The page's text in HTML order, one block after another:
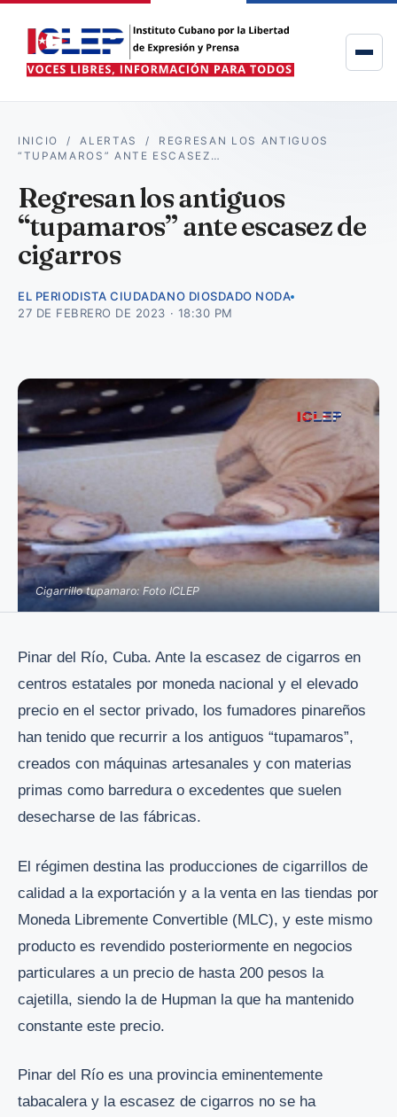
INICIO /ALERTAS / REGRESAN LOS ANTIGUOS
“TUPAMAROS” ANTE ESCASEZ…
Regresan los antiguos
“tupamaros” ante escasez de
cigarros
EL PERIODISTA CIUDADANO DIOSDADO NODA
27 DE FEBRERO DE 2023 · 18:30 PM
Cigarrillo tupamaro: Foto ICLEP
Pinar del Río, Cuba. Ante la escasez de cigarros en
centros estatales por moneda nacional y el elevado
precio en el sector privado, los fumadores pinareños
han tenido que recurrir a los antiguos “tupamaros”,
creados con máquinas artesanales y con materias
primas como barredura o excedentes que suelen
desecharse de las fábricas.
El régimen destina las producciones de cigarrillos de
calidad a la exportación y a la venta en las tiendas por
Moneda Libremente Convertible (MLC), y este mismo
producto es revendido posteriormente en negocios
particulares a un precio de hasta 200 pesos la
cajetilla, siendo la de Hupman la que ha mantenido
constante este precio.
Pinar del Río es una provincia eminentemente
tabacalera y la escasez de cigarros no se ha